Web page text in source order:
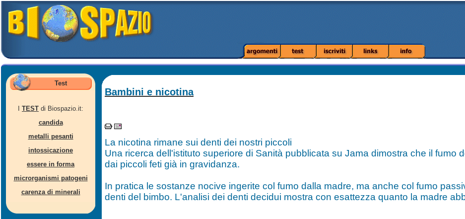
Test
TEST di Biospazio.it:
candida
metalli pesanti
intossicazione
essere in forma
microrganismi patogeni
carenza di minerali
Bambini e nicotina
La nicotina rimane sui denti dei nostri piccoli
Una ricerca dell'istituto superiore di Sanità pubblicata su Jama dimostra che il fumo
dai piccoli feti già in gravidanza.
In pratica le sostanze nocive ingerite col fumo dalla madre, ma anche col fumo
denti del bimbo. L'analisi dei denti decidui mostra con esattezza quanto la madre